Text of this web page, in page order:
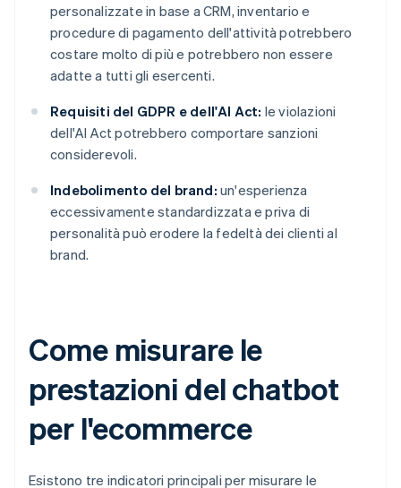
personalizzate in base a CRM, inventario e
procedure di pagamento dell'attività potrebbero
costare molto di più e potrebbero non essere
adatte a tutti gli esercenti.
Requisiti del GDPR e dell'AI Act: le violazioni
dell'AI Act potrebbero comportare sanzioni
considerevoli.
Indebolimento del brand: un'esperienza
eccessivamente standardizzata e priva di
personalità può erodere la fedeltà dei clienti al
brand.
Come misurare le
prestazioni del chatbot
per l'ecommerce
Esistono tre indicatori principali per misurare le